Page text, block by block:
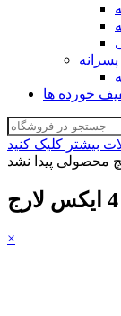
پسرانه
خورده ها
×